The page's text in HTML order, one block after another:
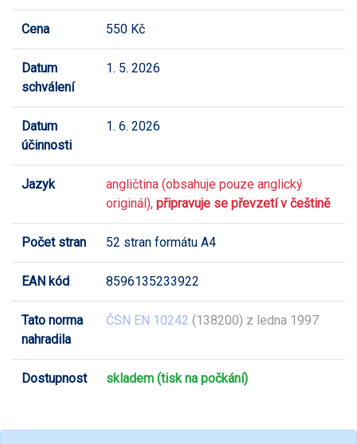
Cena 550 Kč
Datum
schválení
1. 5. 2026
Datum
účinnosti
1. 6. 2026
Jazyk
angličtina (obsahuje pouze anglický
originál), připravuje se převzetí v češtině
Počet stran 52 stran formátu A4
EAN kód 8596135233922
Tato norma
nahradila
ČSN EN 10242 (138200) z ledna 1997
Dostupnost skladem (tisk na počkání)